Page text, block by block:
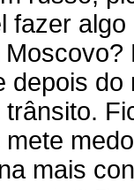
fazer
depois do
mais